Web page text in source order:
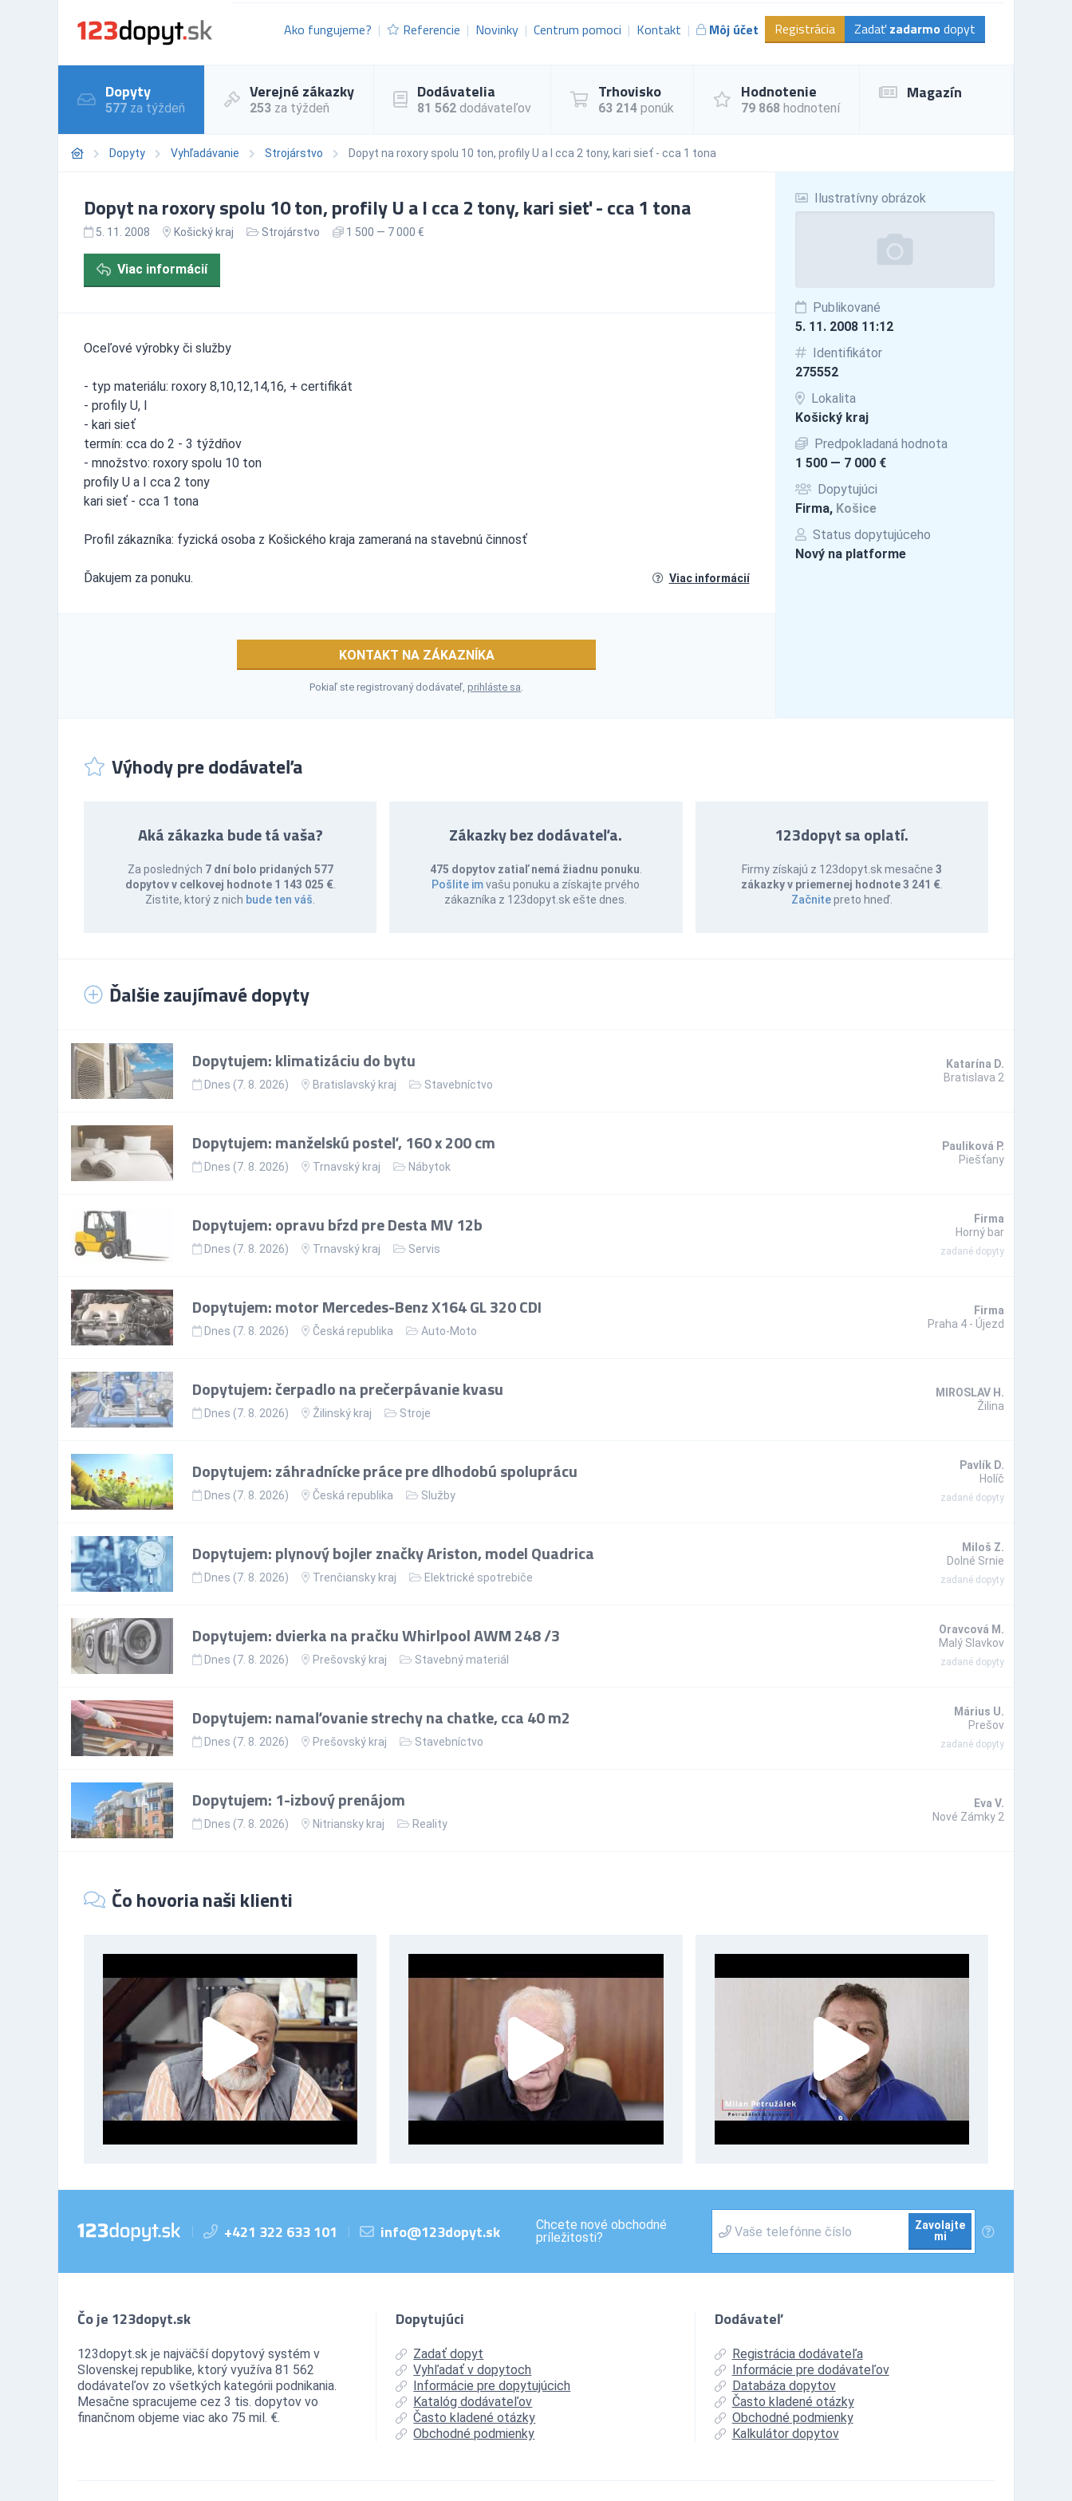
Ako fungujeme? Referencie Novinky Centrum pomoci Kontakt Môj účet Registrácia Zadať zadarmo dopyt
Dopyty
577 za týždeň
Verejné zákazky
253 za týždeň
Dodávatelia
81 562 dodávateľov
Trhovisko
63 214 ponúk
Hodnotenie
79 868 hodnotení
Magazín
Dopyty Vyhľadávanie Strojárstvo Dopyt na roxory spolu 10 ton, profily U a I cca 2 tony, kari sieť - cca 1 tona
Ilustratívny obrázok
Publikované
5. 11. 2008 11:12
Identifikátor
275552
Lokalita
Košický kraj
Predpokladaná hodnota
1 500 — 7 000 €
Dopytujúci
Firma, Košice
Status dopytujúceho
Nový na platforme
Dopyt na roxory spolu 10 ton, profily U a I cca 2 tony, kari sieť - cca 1 tona
5. 11. 2008 Košický kraj Strojárstvo 1 500 — 7 000 €
Viac informácií
Oceľové výrobky či služby
- typ materiálu: roxory 8,10,12,14,16, + certifikát
- profily U, I
- kari sieť
termín: cca do 2 - 3 týždňov
- množstvo: roxory spolu 10 ton
profily U a I cca 2 tony
kari sieť - cca 1 tona
Profil zákazníka: fyzická osoba z Košického kraja zameraná na stavebnú činnosť
Ďakujem za ponuku. Viac informácií
KONTAKT NA ZÁKAZNÍKA
Pokiaľ ste registrovaný dodávateľ,prihláste sa
Výhody pre dodávateľa
Aká zákazka bude tá vaša?
Za posledných 7 dní bolo pridaných 577
dopytov v celkovej hodnote 1 143 025 €.
Zistite, ktorý z nich bude ten váš
Zákazky bez dodávateľa.
475 dopytov zatiaľ nemá žiadnu ponuku
Pošlite imvašu ponuku a získajte prvého
zákazníka z 123dopyt.sk ešte dnes.
123dopyt sa oplatí.
Firmy získajú z 123dopyt.sk mesačne 3
zákazky v priemernej hodnote 3 241 €.
Začnitepreto hneď.
Ďalšie zaujímavé dopyty
Dopytujem: klimatizáciu do bytu
Dnes (7. 8. 2026) Bratislavský kraj Stavebníctvo
Katarína D.
Bratislava 2
Dopytujem: manželskú posteľ, 160 x 200 cm
Dnes (7. 8. 2026) Trnavský kraj Nábytok
Pauliková P.
Piešťany
Dopytujem: opravu bŕzd pre Desta MV 12b
Dnes (7. 8. 2026) Trnavský kraj Servis
Firma
Horný bar
zadané dopyty
Dopytujem: motor Mercedes-Benz X164 GL 320 CDI
Dnes (7. 8. 2026) Česká republika Auto-Moto
Firma
Praha 4 - Újezd
Dopytujem: čerpadlo na prečerpávanie kvasu
Dnes (7. 8. 2026) Žilinský kraj Stroje
MIROSLAV H.
Žilina
Dopytujem: záhradnícke práce pre dlhodobú spoluprácu
Dnes (7. 8. 2026) Česká republika Služby
Pavlík D.
Holíč
zadané dopyty
Dopytujem: plynový bojler značky Ariston, model Quadrica
Dnes (7. 8. 2026) Trenčiansky kraj Elektrické spotrebiče
Miloš Z.
Dolné Srnie
zadané dopyty
Dopytujem: dvierka na pračku Whirlpool AWM 248 /3
Dnes (7. 8. 2026) Prešovský kraj Stavebný materiál
Oravcová M.
Malý Slavkov
zadané dopyty
Dopytujem: namaľovanie strechy na chatke, cca 40 m2
Dnes (7. 8. 2026) Prešovský kraj Stavebníctvo
Márius U.
Prešov
zadané dopyty
Dopytujem: 1-izbový prenájom
Dnes (7. 8. 2026) Nitriansky kraj Reality
Eva V.
Nové Zámky 2
Čo hovoria naši klienti
+421 322 633 101 info@123dopyt.sk
Chcete nové obchodné
príležitosti?
Zavolajte
mi
Čo je 123dopyt.sk
123dopyt.sk je najväčší dopytový systém v
Slovenskej republike, ktorý využíva 81 562
dodávateľov zo všetkých kategórii podnikania.
Mesačne spracujeme cez 3 tis. dopytov vo
finančnom objeme viac ako 75 mil. €.
Dopytujúci
Zadať dopyt
Vyhľadať v dopytoch
Informácie pre dopytujúcich
Katalóg dodávateľov
Často kladené otázky
Obchodné podmienky
Dodávateľ
Registrácia dodávateľa
Informácie pre dodávateľov
Databáza dopytov
Často kladené otázky
Obchodné podmienky
Kalkulátor dopytov